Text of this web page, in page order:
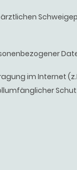
im Internet